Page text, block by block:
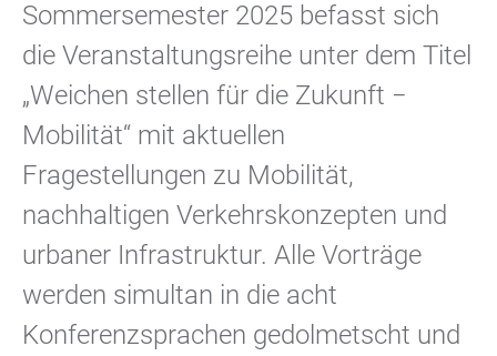
Sommersemester 2025 befasst sich
die Veranstaltungsreihe unter dem Titel
„Weichen stellen für die Zukunft −
Mobilität“ mit aktuellen
Fragestellungen zu Mobilität,
nachhaltigen Verkehrskonzepten und
urbaner Infrastruktur. Alle Vorträge
werden simultan in die acht
Konferenzsprachen gedolmetscht und